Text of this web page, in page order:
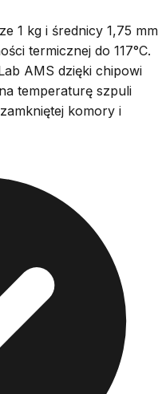
1 kg i średnicy 1,75 mm
termicznej do 117°C.
AMS dzięki chipowi
temperaturę szpuli
komory i